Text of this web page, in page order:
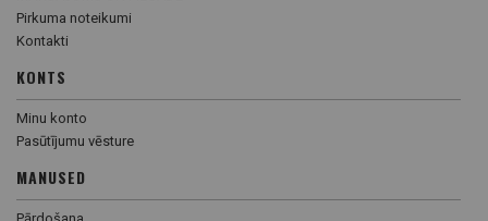
Pirkuma noteikumi
Kontakti
KONTS
Minu konto
Pasūtījumu vēsture
MANUSED